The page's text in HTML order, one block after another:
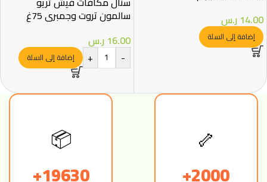
14.00 ر.س
إضافة إلى السلة
سالمون تروت وجمبري 75غ
16.00 ر.س
-
+ إضافة إلى السلة
🦴
2000+
📦
19630+